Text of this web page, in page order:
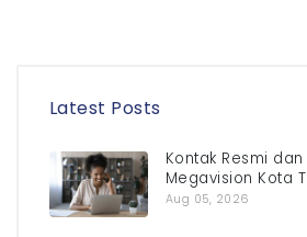
Latest Posts
Kontak Resmi
Megavision Kota
Aug 05, 2026